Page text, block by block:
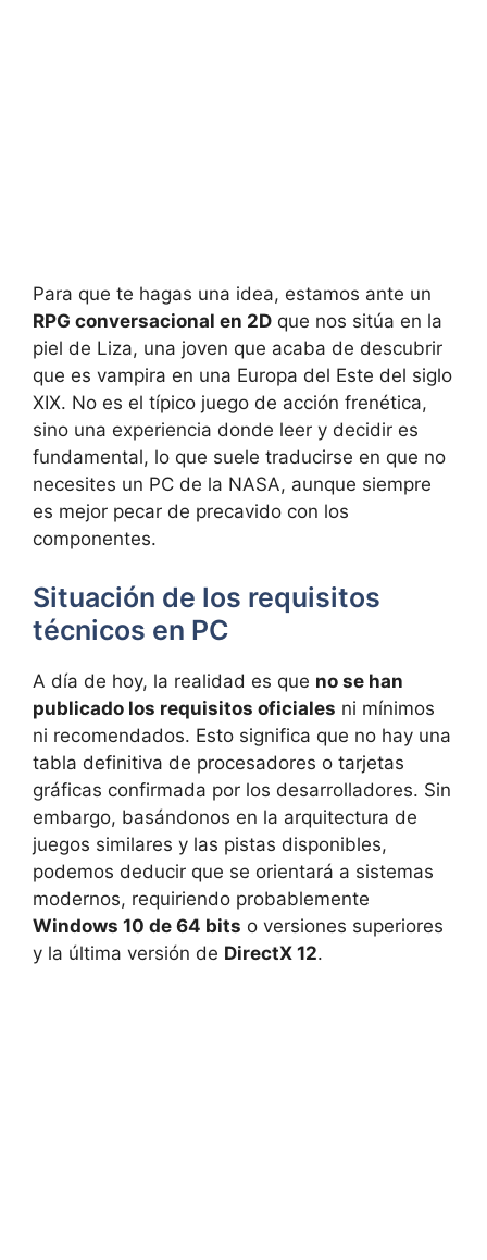
Para que te hagas una idea, estamos ante un
RPG conversacional en 2D que nos sitúa en la
piel de Liza, una joven que acaba de descubrir
que es vampira en una Europa del Este del siglo
XIX. No es el típico juego de acción frenética,
sino una experiencia donde leer y decidir es
fundamental, lo que suele traducirse en que no
necesites un PC de la NASA, aunque siempre
es mejor pecar de precavido con los
componentes.
Situación de los requisitos
técnicos en PC
A día de hoy, la realidad es que no se han
publicado los requisitos oficiales ni mínimos
ni recomendados. Esto significa que no hay una
tabla definitiva de procesadores o tarjetas
gráficas confirmada por los desarrolladores. Sin
embargo, basándonos en la arquitectura de
juegos similares y las pistas disponibles,
podemos deducir que se orientará a sistemas
modernos, requiriendo probablemente
Windows 10 de 64 bits o versiones superiores
y la última versión de DirectX 12.